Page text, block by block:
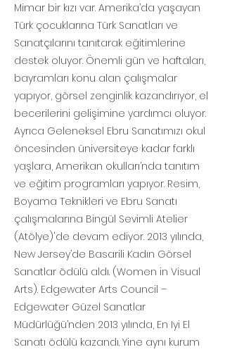
Mimar bir kızı var. Amerika’da yaşayan
Türk çocuklarına Türk Sanatları ve
Sanatçılarını tanıtarak eğitimlerine
destek oluyor. Önemli gün ve haftaları,
bayramları konu alan çalışmalar
yapıyor, görsel zenginlik kazandırıyor, el
becerilerini gelişimine yardımcı oluyor.
Ayrıca Geleneksel Ebru Sanatımızı okul
öncesinden üniversiteye kadar farklı
yaşlara, Amerikan okulları’nda tanıtım
ve eğitim programları yapıyor. Resim,
Boyama Teknikleri ve Ebru Sanatı
çalışmalarına Bingül Sevimli Atelier
(Atölye)'de devam ediyor. 2013 yılında,
New Jersey’de Basarili Kadın Görsel
Sanatlar ödülü aldı. (Women in Visual
Arts). Edgewater Arts Council –
Edgewater Güzel Sanatlar
Müdürlüğü’nden 2013 yılında, En Iyi El
Sanatı ödülü kazandı. Yine aynı kurum